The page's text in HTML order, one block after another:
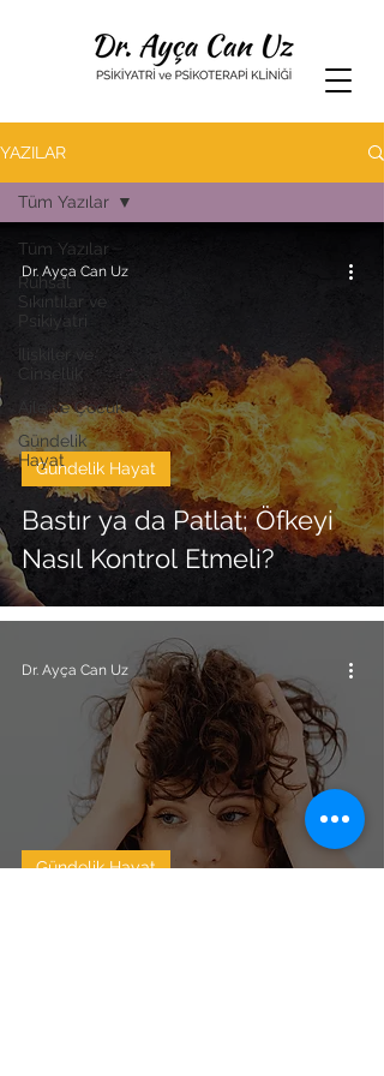
YAZILAR
Tüm Yazılar
Ruhsal
Sıkıntılar ve
Psikiyatri
İlişkiler ve
Cinsellik
Aile ve Çocuk
Gündelik
Hayat
Tüm Yazılar
Bastır ya da Patlat; Öfkeyi
Nasıl Kontrol Etmeli?
Gündelik Hayat
Dr. Ayça Can Uz
Gündelik Hayat
Dr. Ayça Can Uz